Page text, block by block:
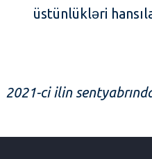
üstünlükləri
2021-ci ilin